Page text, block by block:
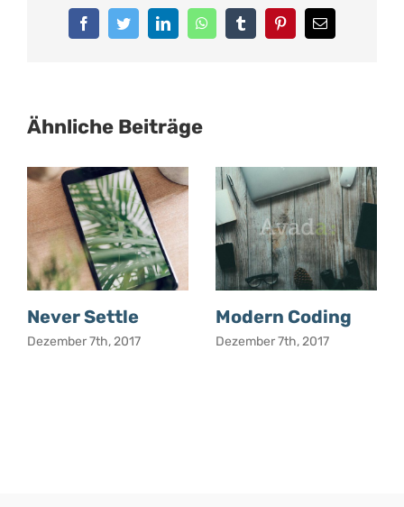
FacebookTwitterLinkedInWhatsAppTumblrPinterest
E-
Mail
Ähnliche Beiträge
Never Settle
Dezember 7th, 2017
Modern Coding
Dezember 7th, 2017